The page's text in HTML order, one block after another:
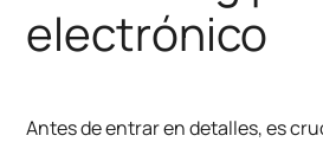
electrónico
Antes de entrar en detalles, es